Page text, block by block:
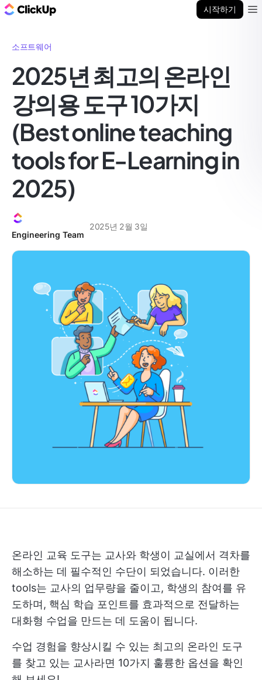
시작하기
소프트웨어
2025년 최고의 온라인
강의용 도구 10가지
(Best online teaching
tools for E-Learning in
2025)
Engineering Team
2025년 2월 3일
온라인 교육 도구는 교사와 학생이 교실에서 격차를
해소하는 데 필수적인 수단이 되었습니다. 이러한
tools는 교사의 업무량을 줄이고, 학생의 참여를 유
도하며, 핵심 학습 포인트를 효과적으로 전달하는
대화형 수업을 만드는 데 도움이 됩니다.
수업 경험을 향상시킬 수 있는 최고의 온라인 도구
를 찾고 있는 교사라면 10가지 훌륭한 옵션을 확인